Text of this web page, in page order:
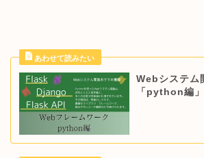
Webシステム
「python編」